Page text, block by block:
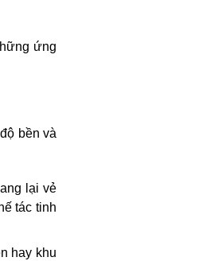
ứng
bền và
lại vẻ
tác tinh
hay khu